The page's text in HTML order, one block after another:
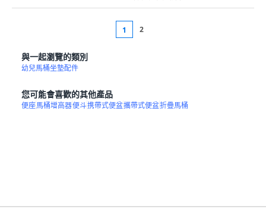
1 2
與一起瀏覽的類別
幼兒馬桶坐墊配件
您可能會喜歡的其他產品
便座馬桶增高器便斗携帶式便盆攜帶式便盆折疊馬桶